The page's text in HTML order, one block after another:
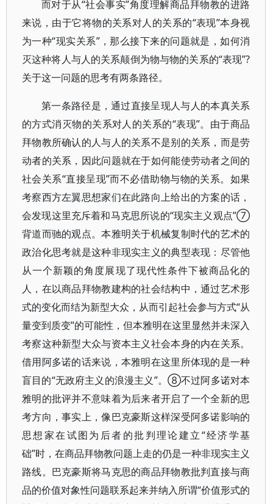
而对于从“社会事实”角度理解商品拜物教的进路
来说，由于它将物的关系对人的关系的“表现”本身视
为一种“现实关系”，那么接下来的问题就是，如何消
灭这种将人与人的关系颠倒为物与物的关系的“表现”?
关于这一问题的思考有两条路径。
第一条路径是，通过直接呈现人与人的本真关系
的方式消灭物的关系对人的关系的“表现”。由于商品
拜物教所确认的人与人的关系不是别的关系，而是劳
动者的关系，因此问题就在于如何能使劳动者之间的
社会关系“直接呈现”而不必借助物与物的关系。如果
考察西方左翼思想家们在此路向上给出的方案的话，
会发现这里充斥着和马克思所说的“现实主义观点”⑦
背道而驰的观点。本雅明关于机械复制时代的艺术的
政治化思考就是这种非现实主义的典型表现：尽管他
从一个新颖的角度展现了现代性条件下被商品化的
人，在以商品拜物教建构的社会结构中，通过艺术形
式的变化而结为新型大众，从而引起社会参与方式“从
量变到质变”的可能性，但本雅明在这里显然并未深入
考察这种新型大众与资本主义社会本身的内在关系。
借用阿多诺的话来说，本雅明在这里所体现的是一种
盲目的“无政府主义的浪漫主义”。⑧不过阿多诺对本
雅明的批评并不意味着为后来者开启了一个全新的思
考方向，事实上，像巴克豪斯这样深受阿多诺影响的
思想家在试图为后者的批判理论建立“经济学基
础”时，在商品拜物教问题上走的仍是一种非现实主义
路线。巴克豪斯将马克思的商品拜物教批判直接与商
品的价值对象性问题联系起来并纳入所谓“价值形式的